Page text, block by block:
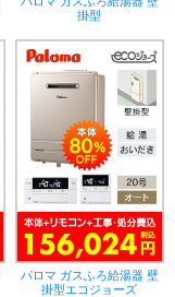
掛型
パロマ ガスふろ給湯器 壁
掛型エコジョーズ